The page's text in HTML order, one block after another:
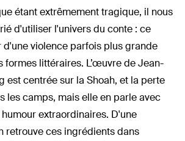
étant extrêmement tragique, il nous
d'utiliser l'univers du conte : ce
violence parfois plus grande
formes littéraires. L’œuvre de Jean-
est centrée sur la Shoah, et la perte
les camps, mais elle en parle avec
extraordinaires. D'une
retrouve ces ingrédients dans